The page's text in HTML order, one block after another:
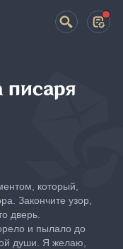
писаря
который,
Закончите узор,
дверь.
и пылало до
души. Я желаю,